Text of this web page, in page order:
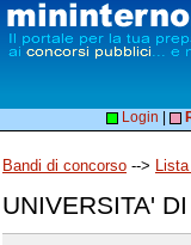
Login
Bandi di concorso -->
UNIVERSITA'